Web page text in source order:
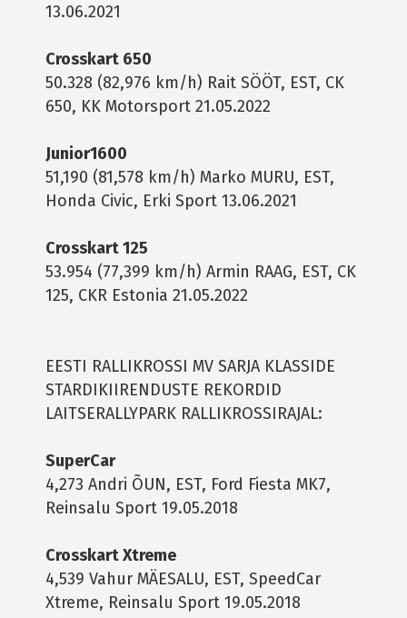
13.06.2021
Crosskart 650
50.328 (82,976 km/h) Rait SÖÖT, EST, CK
650, KK Motorsport 21.05.2022
Junior1600
51,190 (81,578 km/h) Marko MURU, EST,
Honda Civic, Erki Sport 13.06.2021
Crosskart 125
53.954 (77,399 km/h) Armin RAAG, EST, CK
125, CKR Estonia 21.05.2022
EESTI RALLIKROSSI MV SARJA KLASSIDE
STARDIKIIRENDUSTE REKORDID
LAITSERALLYPARK RALLIKROSSIRAJAL:
SuperCar
4,273 Andri ÕUN, EST, Ford Fiesta MK7,
Reinsalu Sport 19.05.2018
Crosskart Xtreme
4,539 Vahur MÄESALU, EST, SpeedCar
Xtreme, Reinsalu Sport 19.05.2018